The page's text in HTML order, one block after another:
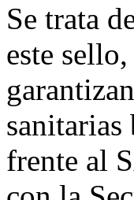
Se trata
este
sanitarias
frente al